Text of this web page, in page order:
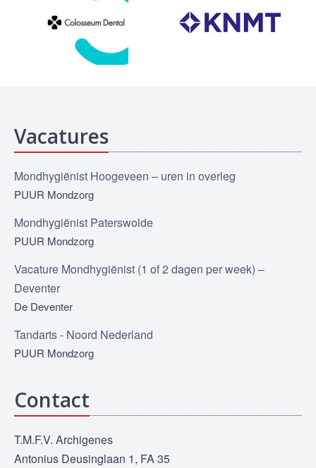
Vacatures
Mondhygiënist Hoogeveen – uren in overleg
PUUR Mondzorg
Mondhygiënist Paterswolde
PUUR Mondzorg
Vacature Mondhygiënist (1 of 2 dagen per week) –
Deventer
De Deventer
Tandarts - Noord Nederland
PUUR Mondzorg
Contact
T.M.F.V. Archigenes
Antonius Deusinglaan 1, FA 35